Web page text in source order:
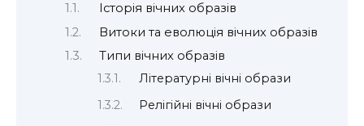
Історія вічних образів
Витоки та еволюція вічних образів
Типи вічних образів
Літературні вічні образи
Релігійні вічні образи